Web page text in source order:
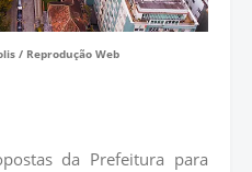
/ Reprodução Web
da Prefeitura para